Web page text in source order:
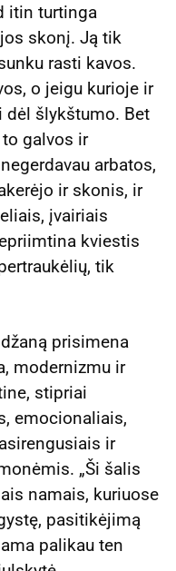
itin turtinga
skonį. Ją tik
rasti kavos.
o jeigu kurioje ir
dėl šlykštumo. Bet
galvos ir
arbatos,
ir skonis, ir
įvairiais
kviestis
tik
prisimena
modernizmu ir
stipriai
emocionaliais,
ir
„Ši šalis
namais, kuriuose
pasitikėjimą
palikau ten